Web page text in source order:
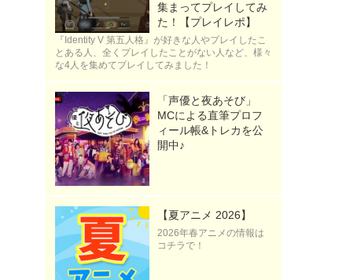
集まってプレイしてみ
た！【プレイレポ】
『Identity V 第五人格』が好きな人やプレイしたこ
とある人、全くプレイしたことがない人など、様々
な4人を集めてプレイしてみました！
「声優と夜あそび」
MCによる直筆プロフ
ィール帳&トレカを公
開中♪
【夏アニメ 2026】
2026年春アニメの情報は
コチラで！